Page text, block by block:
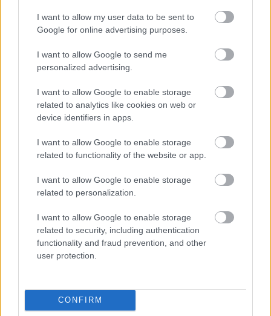
I want to allow my user data to be sent to
Google for online advertising purposes.
I want to allow Google to send me
personalized advertising.
I want to allow Google to enable storage
related to analytics like cookies on web or
device identifiers in apps.
I want to allow Google to enable storage
related to functionality of the website or app.
I want to allow Google to enable storage
related to personalization.
I want to allow Google to enable storage
related to security, including authentication
functionality and fraud prevention, and other
user protection.
CONFIRM
KICSERÉLTÉK A GYŐRI KÓRHÁZBAN
Megkezdték az elhalasztott egészségügyi ellátásokat.
Szólj hozzá!